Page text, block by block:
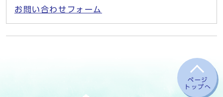
お問い合わせフォーム
ページ
トップへ